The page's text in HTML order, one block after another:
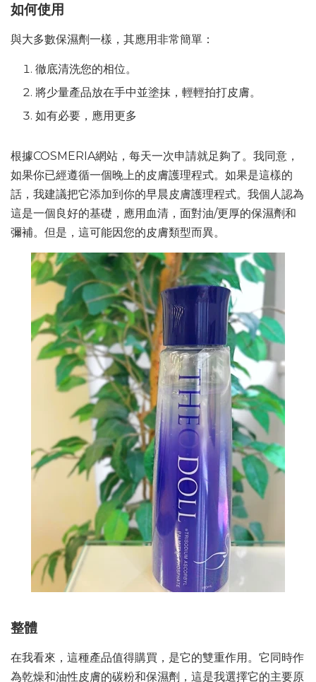
如何使用
與大多數保濕劑一樣，其應用非常簡單：
徹底清洗您的相位。
將少量產品放在手中並塗抹，輕輕拍打皮膚。
如有必要，應用更多
根據COSMERIA網站，每天一次申請就足夠了。我同意，
如果你已經遵循一個晚上的皮膚護理程式。如果是這樣的
話，我建議把它添加到你的早晨皮膚護理程式。我個人認為
這是一個良好的基礎，應用血清，面對油/更厚的保濕劑和
彌補。但是，這可能因您的皮膚類型而異。
整體
在我看來，這種產品值得購買，是它的雙重作用。它同時作
為乾燥和油性皮膚的碳粉和保濕劑，這是我選擇它的主要原